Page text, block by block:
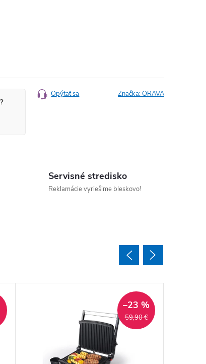
Opýtať sa Značka:ORAVA
Servisné stredisko
Reklamácie vyriešime bleskovo!
59,90 €
–23 %